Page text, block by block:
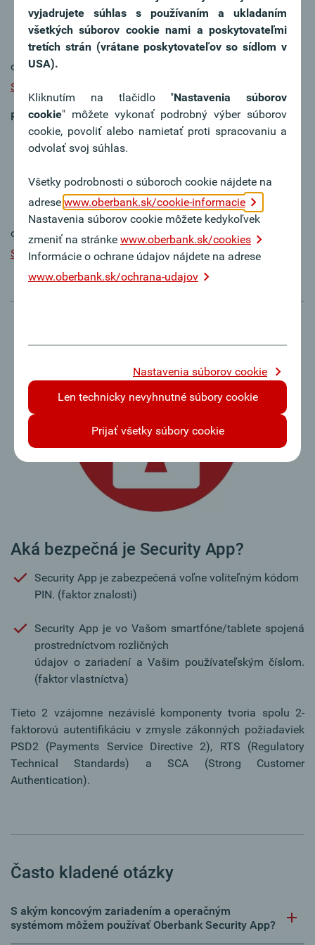
od verzie Windows
Stiahnuť
PC verzia pre MacOS
od verzie MacOS 10.14
Stiahnuť
Aká bezpečná je Security App?
Security App je zabezpečená voľne voliteľným kódom
PIN. (faktor znalosti)
Security App je vo Vašom smartfóne/tablete spojená
prostredníctvom rozličných
údajov o zariadení a Vašim používateľským číslom.
(faktor vlastníctva)
Tieto 2 vzájomne nezávislé komponenty tvoria spolu 2-
faktorovú autentifikáciu v zmysle zákonných požiadaviek
PSD2 (Payments Service Directive 2), RTS (Regulatory
Technical Standards) a SCA (Strong Customer
Authentication).
Často kladené otázky
S akým koncovým zariadením a operačným
systémom môžem používať Oberbank Security App?
vyjadrujete súhlas s používaním a ukladaním
všetkých súborov cookie nami a poskytovateľmi
tretích strán (vrátane poskytovateľov so sídlom v
USA).
Kliknutím na tlačidlo "Nastavenia súborov
cookie" môžete vykonať podrobný výber súborov
cookie, povoliť alebo namietať proti spracovaniu a
odvolať svoj súhlas.
Všetky podrobnosti o súboroch cookie nájdete na
adrese www.oberbank.sk/cookie-informacie
Nastavenia súborov cookie môžete kedykoľvek
zmeniť na stránke www.oberbank.sk/cookies
Informácie o ochrane údajov nájdete na adrese
www.oberbank.sk/ochrana-udajov
Nastavenia súborov cookie
Len technicky nevyhnutné súbory cookie
Prijať všetky súbory cookie